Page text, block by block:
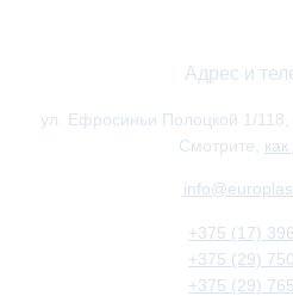
Адрес и
ул. Ефросиньи Полоцкой 1/118,
Смотрите,
+375 (17)
+375 (29)
+375 (29)